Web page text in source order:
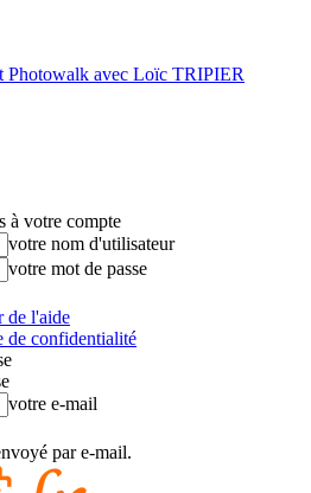
Photowalk avec Loïc TRIPIER
à votre compte
votre nom d'utilisateur
votre mot de passe
de l'aide
de confidentialité
votre e-mail
par e-mail.